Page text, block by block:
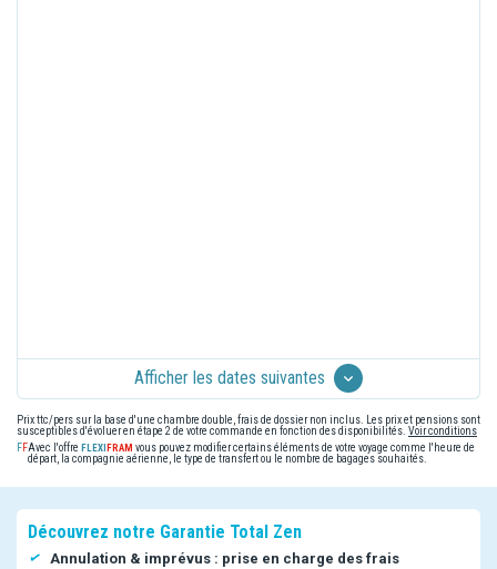
Afficher les dates suivantes
Prix ttc/pers sur la base d'une chambre double, frais de dossier non inclus. Les prix et pensions sont
susceptibles d'évoluer en étape 2 de votre commande en fonction des disponibilités. Voir conditions
Avec l'offre
vous pouvez modifier certains éléments de votre voyage comme l'heure de
départ, la compagnie aérienne, le type de transfert ou le nombre de bagages souhaités.
Découvrez notre Garantie Total Zen
Annulation & imprévus : prise en charge des frais